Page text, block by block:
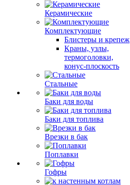
Керамические
Комплектующие
Блистеры и крепеж
Краны, узлы,
термоголовки,
конус-плоскость
Стальные
Баки для воды
Баки для топлива
Врезки в бак
Поплавки
Гофры